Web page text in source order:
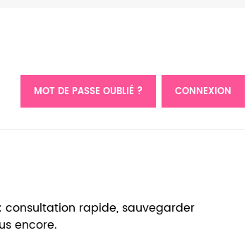
CONNEXION
MOT DE PASSE OUBLIÉ ?
consultation rapide, sauvegarder
encore.